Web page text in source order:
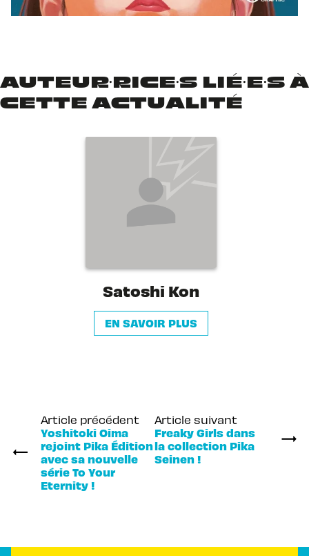
AUTEUR·RICE·S LIÉ·E·S À
CETTE ACTUALITÉ
Satoshi Kon
EN SAVOIR PLUS
Article précédent
Yoshitoki Oima
rejoint Pika Édition
avec sa nouvelle
série To Your
Eternity !
Article suivant
Freaky Girls dans
la collection Pika
Seinen !